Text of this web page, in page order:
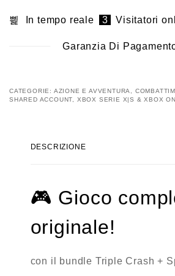
In tempo reale 3 Visitatori
Garanzia Di
CATEGORIE: AZIONE E AVVENTURA
SHARED ACCOUNT
XBOX SERIE X|S & XBOX
DESCRIZIONE
🎮 Gioco
originale!
con il bundle Triple Crash +